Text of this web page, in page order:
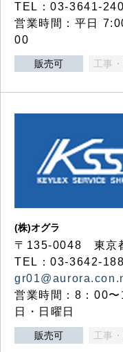
TEL：03-3641-
営業時間：平日
00
販売可 工事
(株)オグラ
〒135-0048 東京
TEL：03-3642-
営業時間：8：00
日・日曜日
販売可 工事